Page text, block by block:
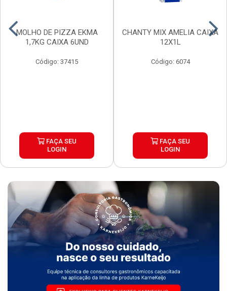
MOLHO DE PIZZA EKMA
1,7KG CAIXA 6UND
Código: 37415
FAÇA SEU
LOGIN
CHANTY MIX AMELIA CAIXA
12X1L
Código: 6074
FAÇA SEU
LOGIN